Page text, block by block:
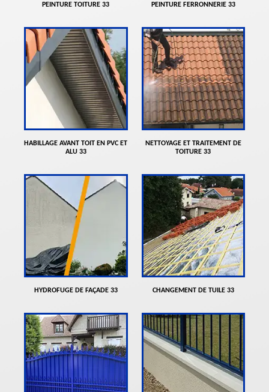
PEINTURE TOITURE 33 PEINTURE FERRONNERIE 33
HABILLAGE AVANT TOIT EN PVC ET
ALU 33
NETTOYAGE ET TRAITEMENT DE
TOITURE 33
HYDROFUGE DE FAÇADE 33 CHANGEMENT DE TUILE 33